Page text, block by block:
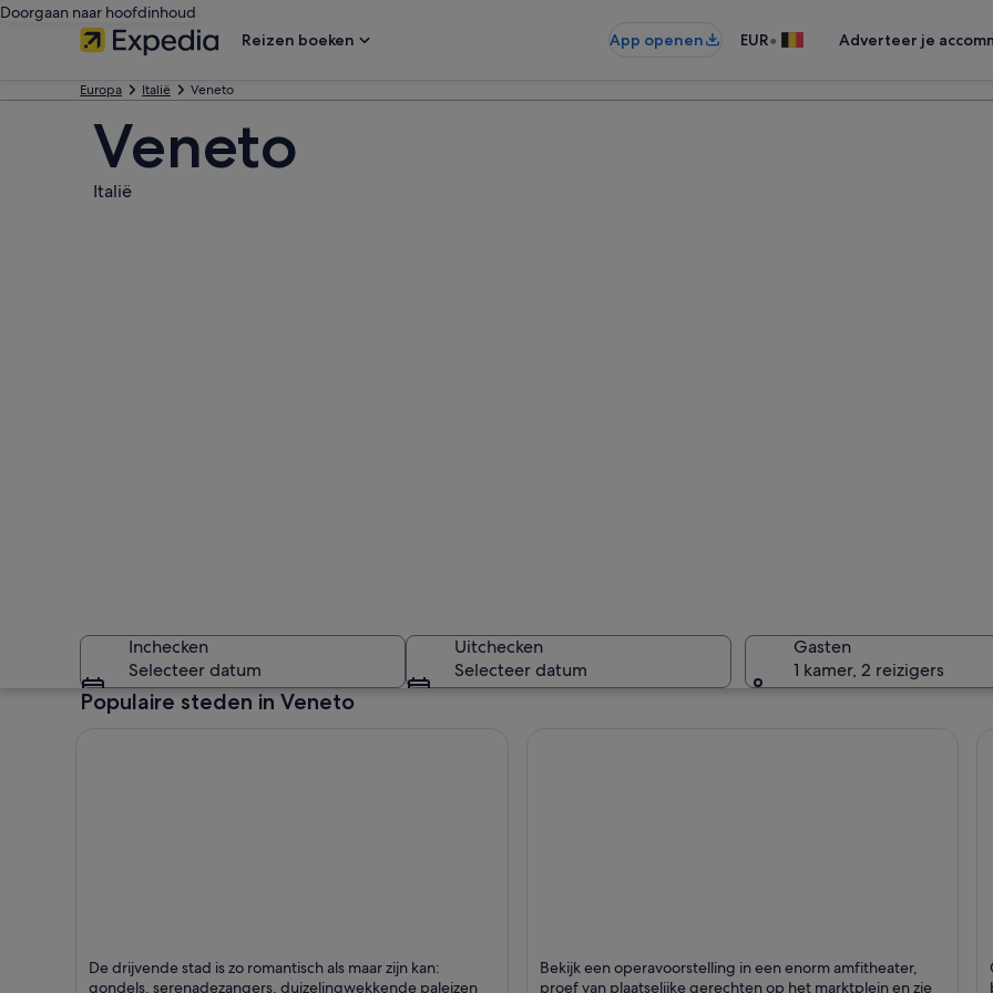
Doorgaan naar hoofdinhoud
Reizen boeken
App openen EUR• Adverteer je
Europa Italië Veneto
Veneto
Italië
Inchecken
Selecteer datum
Uitchecken
Selecteer datum
Gasten
1 kamer, 2 reizigers
Populaire steden in Veneto
Venetië
Staat bekend om (Motor)bootvaren, Kathedralen en
De drijvende stad is zo romantisch als maar zijn kan:
gondels, serenadezangers, duizelingwekkende paleizen
Verona
Staat bekend om Historisch, Operagebouw en Cafés
Bekijk een operavoorstelling in een enorm amfitheater,
proef van plaatselijke gerechten op het marktplein en zie